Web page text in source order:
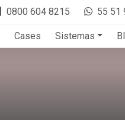
0800 604 8215 55 51
Cases Sistemas